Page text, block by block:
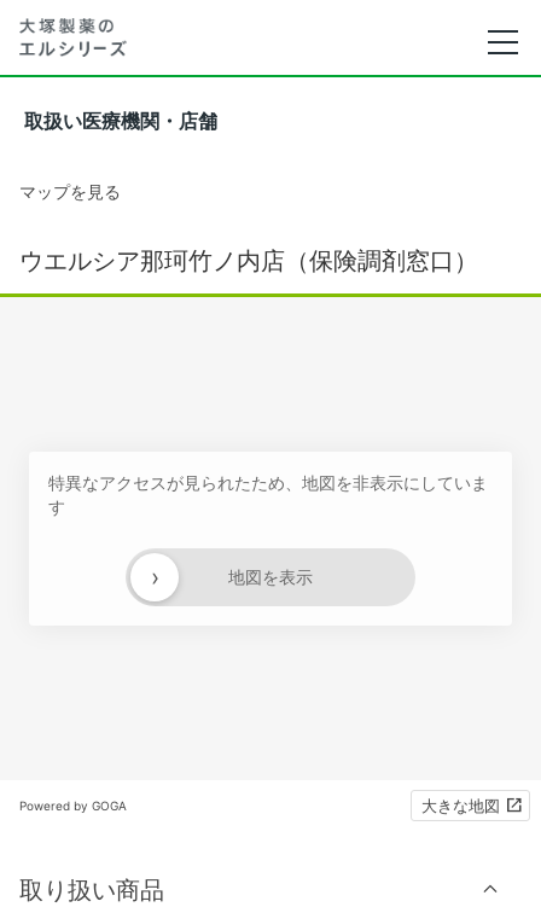
取扱い医療機関・店舗
マップを見る
ウエルシア那珂竹ノ内店（保険調剤窓口）
特異なアクセスが見られたため、地図を非表示にしていま
す
地図を表示
›
Powered by GOGA 大きな地図
取り扱い商品